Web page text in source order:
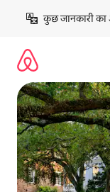
छोड़कर
कॉन्टेंट
कुछ जानकारी का